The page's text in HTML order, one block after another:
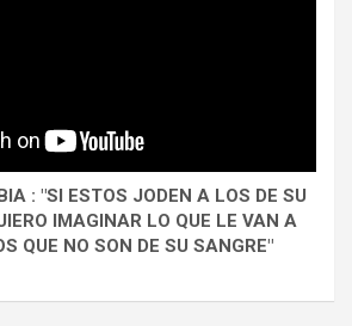
: "SI ESTOS JODEN A LOS DE SU
IMAGINAR LO QUE LE VAN A
QUE NO SON DE SU SANGRE"